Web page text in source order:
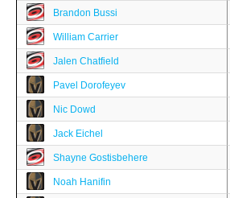
Brandon Bussi
William Carrier
Jalen Chatfield
Pavel Dorofeyev
Nic Dowd
Jack Eichel
Shayne Gostisbehere
Noah Hanifin